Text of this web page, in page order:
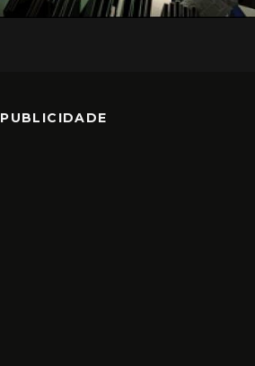
PUBLICIDADE